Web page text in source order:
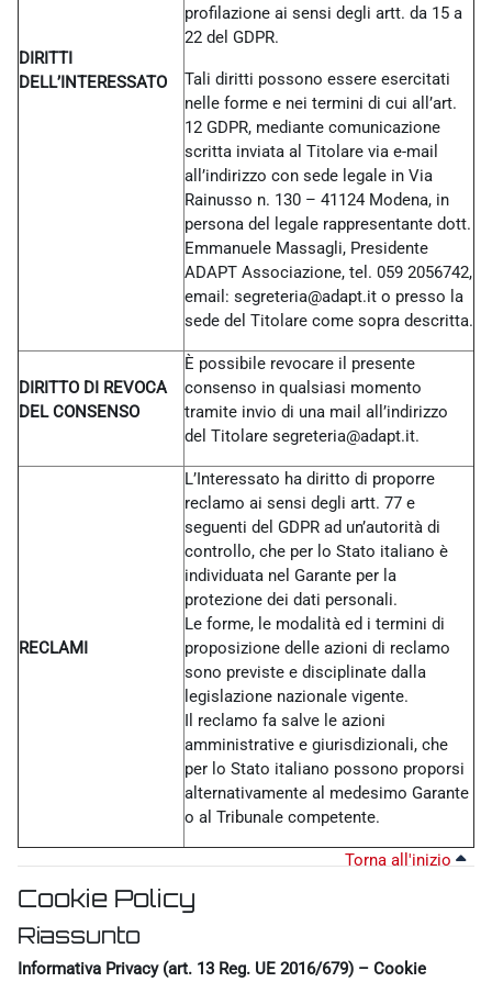
DIRITTI
DELL’INTERESSATO
profilazione ai sensi degli artt. da 15 a
22 del GDPR.
Tali diritti possono essere esercitati
nelle forme e nei termini di cui all’art.
12 GDPR, mediante comunicazione
scritta inviata al Titolare via e-mail
all’indirizzo con sede legale in Via
Rainusso n. 130 – 41124 Modena, in
persona del legale rappresentante dott.
Emmanuele Massagli, Presidente
ADAPT Associazione, tel. 059 2056742,
email: segreteria@adapt.it o presso la
sede del Titolare come sopra descritta.
DIRITTO DI REVOCA
DEL CONSENSO
È possibile revocare il presente
consenso in qualsiasi momento
tramite invio di una mail all’indirizzo
del Titolare segreteria@adapt.it.
RECLAMI
L’Interessato ha diritto di proporre
reclamo ai sensi degli artt. 77 e
seguenti del GDPR ad un’autorità di
controllo, che per lo Stato italiano è
individuata nel Garante per la
protezione dei dati personali.
Le forme, le modalità ed i termini di
proposizione delle azioni di reclamo
sono previste e disciplinate dalla
legislazione nazionale vigente.
Il reclamo fa salve le azioni
amministrative e giurisdizionali, che
per lo Stato italiano possono proporsi
alternativamente al medesimo Garante
o al Tribunale competente.
Torna all'inizio
Cookie Policy
Riassunto
Informativa Privacy (art. 13 Reg. UE 2016/679) – Cookie